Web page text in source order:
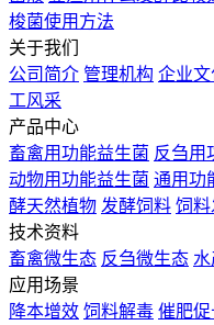
梭菌使用方法
关于我们
公司简介 管理机构 企业文
工风采
产品中心
畜禽用功能益生菌 反刍用
动物用功能益生菌 通用功
酵天然植物 发酵饲料 饲料
技术资料
畜禽微生态 反刍微生态
应用场景
降本增效 饲料解毒 催肥促